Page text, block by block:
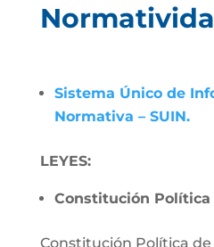
Sistema Único de
Normativa – SUIN.
LEYES:
Constitución Política
Constitución Política de